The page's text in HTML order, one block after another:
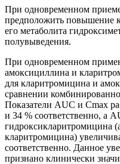
При одновременном
предположить повышение
его метаболита
полувыведения.
При одновременном
амоксициллина и
для кларитромицина и
сравнении
Показатели AUC и Сmах
и 34 % соответственно, а
гидроксикларитромицина
кларитромицина)
соответственно. Данное
признано клинически